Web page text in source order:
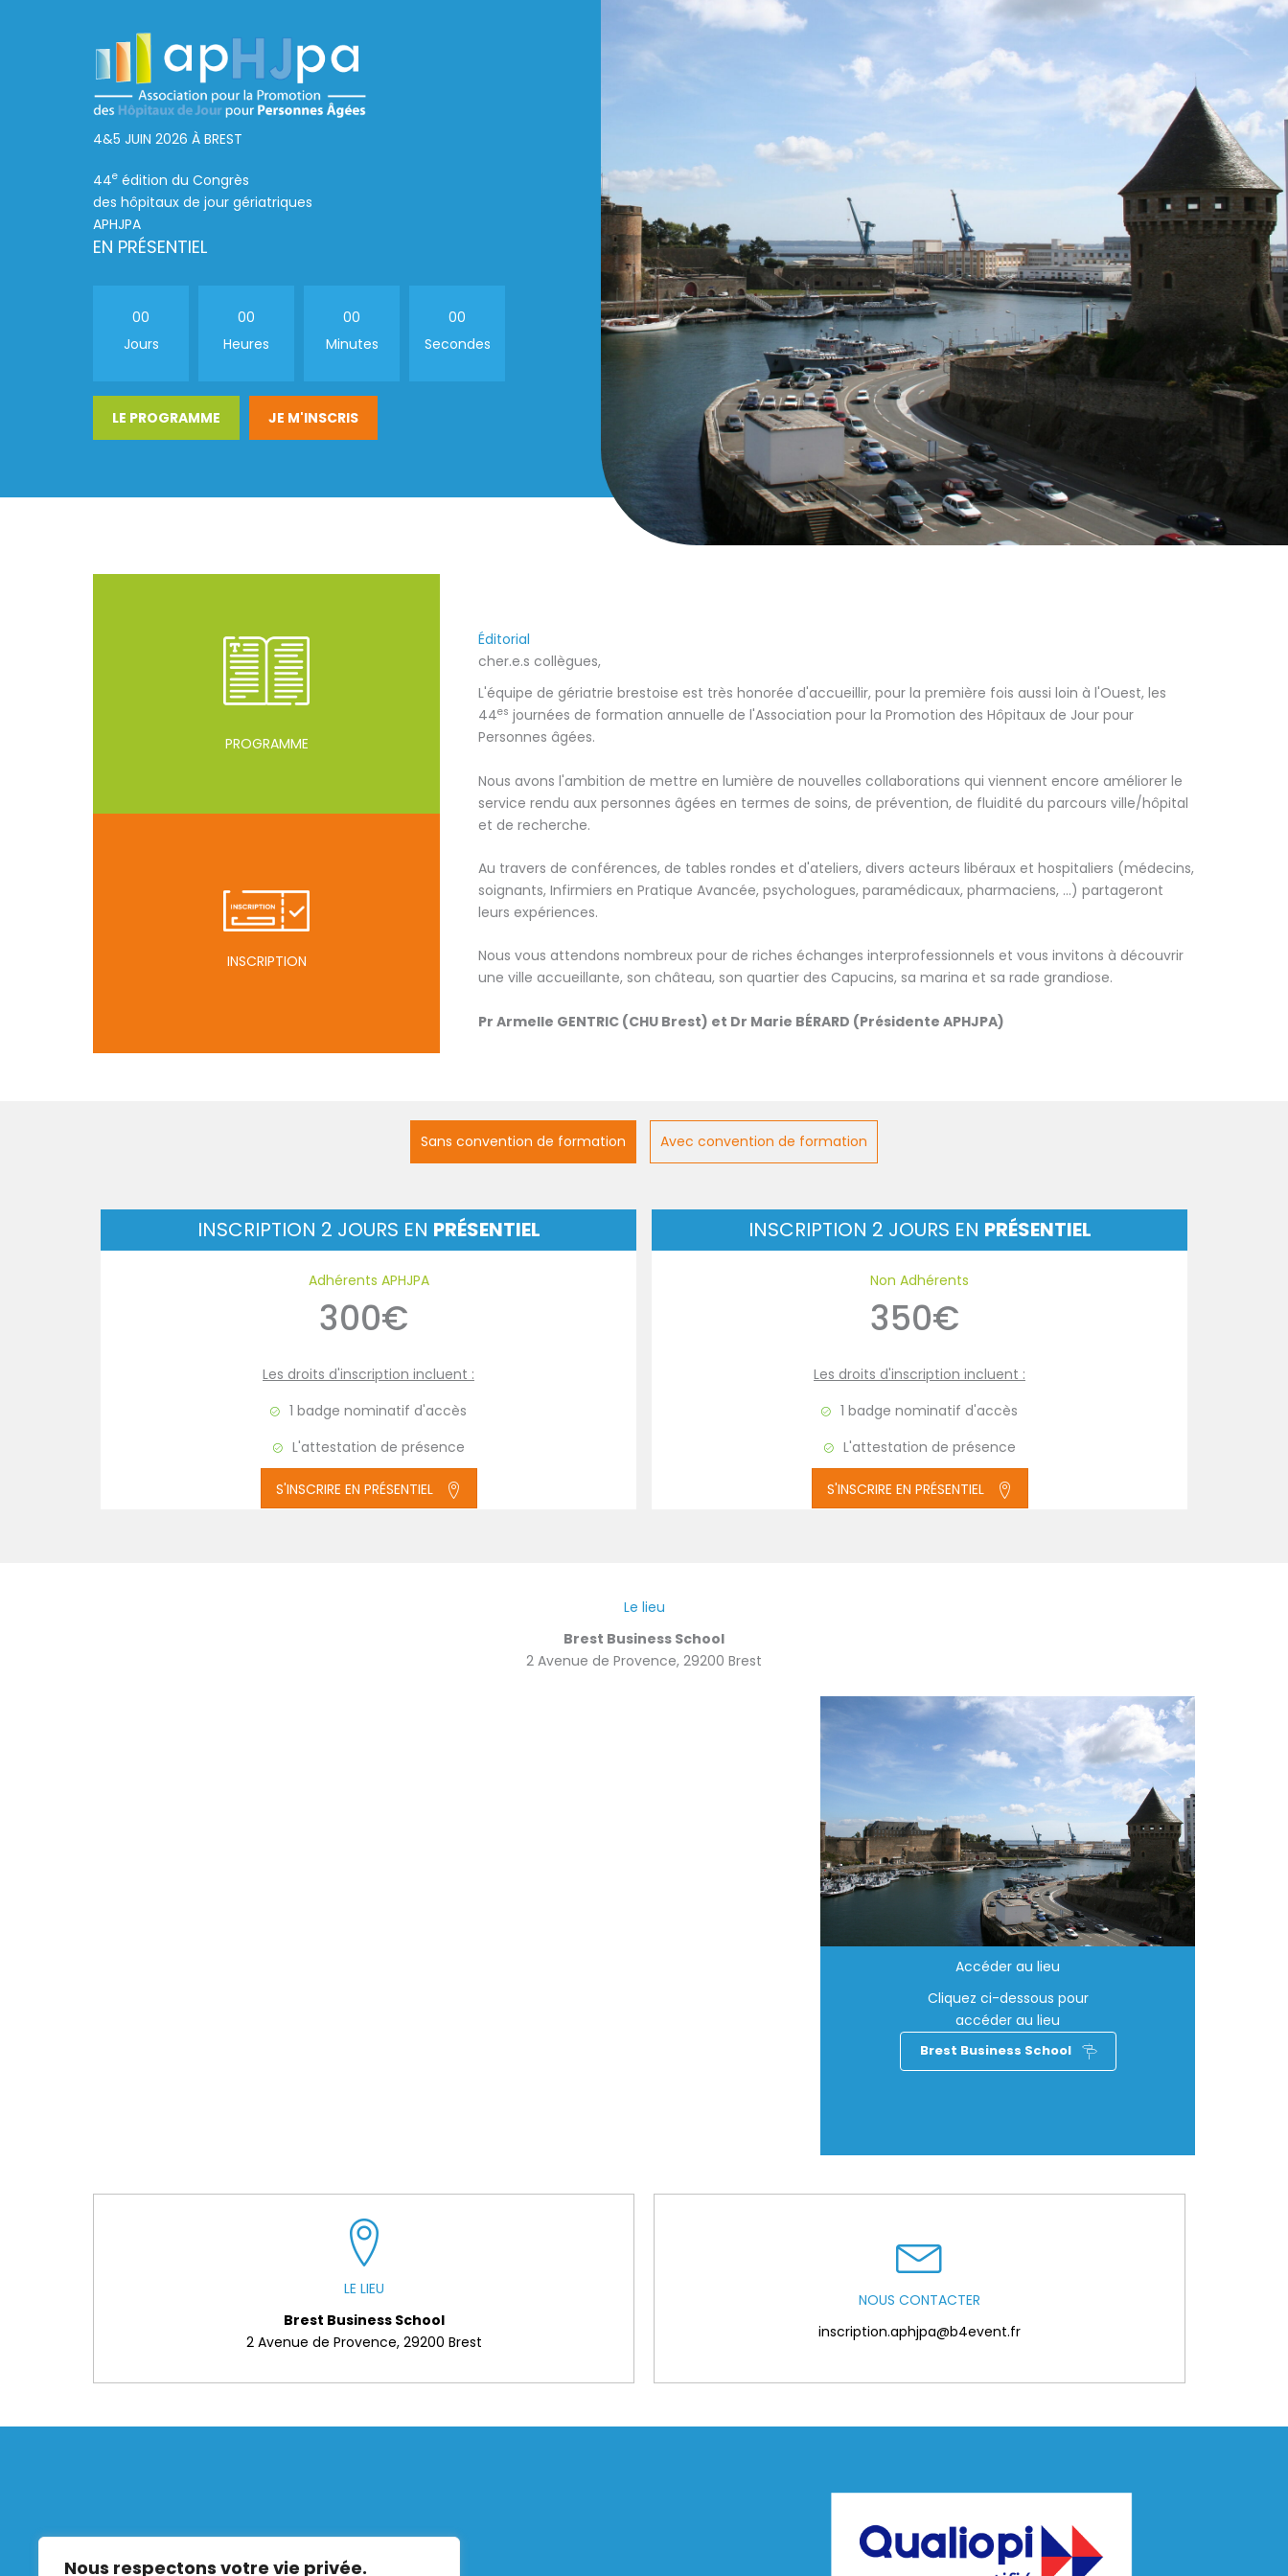
Nous respectons votre vie privée.
4&5 JUIN 2026 À BREST
44e édition du Congrès
des hôpitaux de jour gériatriques
APHJPA
EN PRÉSENTIEL
00
Jours
00
Heures
00
Minutes
00
Secondes
LE PROGRAMME JE M'INSCRIS
PROGRAMME
INSCRIPTION
Éditorial
cher.e.s collègues,
L'équipe de gériatrie brestoise est très honorée d'accueillir, pour la première fois aussi loin à l'Ouest, les
44es journées de formation annuelle de l'Association pour la Promotion des Hôpitaux de Jour pour
Personnes âgées.
Nous avons l'ambition de mettre en lumière de nouvelles collaborations qui viennent encore améliorer le
service rendu aux personnes âgées en termes de soins, de prévention, de fluidité du parcours ville/hôpital
et de recherche.
Au travers de conférences, de tables rondes et d'ateliers, divers acteurs libéraux et hospitaliers (médecins,
soignants, Infirmiers en Pratique Avancée, psychologues, paramédicaux, pharmaciens, ...) partageront
leurs expériences.
Nous vous attendons nombreux pour de riches échanges interprofessionnels et vous invitons à découvrir
une ville accueillante, son château, son quartier des Capucins, sa marina et sa rade grandiose.
Pr Armelle GENTRIC (CHU Brest) et Dr Marie BÉRARD (Présidente APHJPA)
Sans convention de formation Avec convention de formation
INSCRIPTION 2 JOURS EN PRÉSENTIEL
Adhérents APHJPA
300€
Les droits d'inscription incluent :
1 badge nominatif d'accès
L'attestation de présence
S'INSCRIRE EN PRÉSENTIEL
INSCRIPTION 2 JOURS EN PRÉSENTIEL
Non Adhérents
350€
Les droits d'inscription incluent :
1 badge nominatif d'accès
L'attestation de présence
S'INSCRIRE EN PRÉSENTIEL
Le lieu
Brest Business School
2 Avenue de Provence, 29200 Brest
Accéder au lieu
Cliquez ci-dessous pour
accéder au lieu
Brest Business School
LE LIEU
Brest Business School
2 Avenue de Provence, 29200 Brest
NOUS CONTACTER
inscription.aphjpa@b4event.fr
Organisme formateur